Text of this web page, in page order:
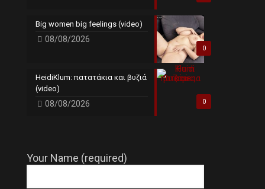
0
Big women big feelings (video)
08/08/2026
0
HeidiKlum: πατατάκια και βυζιά
(video)
08/08/2026
Your Name (required)